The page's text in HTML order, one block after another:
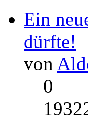
Ein
dürfte!
von
0